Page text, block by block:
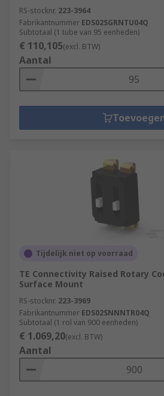
RS-stocknr. 223-3964
Fabrikantnummer EDS02SGRNTU04Q
Subtotaal (1 tube van 95 eenheden)
€ 110,105(excl. BTW)
Aantal
Tijdelijk niet op voorraad
TE Connectivity Raised Rotary
Surface Mount
RS-stocknr. 223-3969
Fabrikantnummer EDS02SNNNTR04Q
Subtotaal (1 rol van 900 eenheden)
€ 1.069,20(excl. BTW)
Aantal